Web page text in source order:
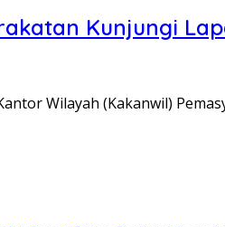
Kunjungi
Wilayah (Kakanwil)